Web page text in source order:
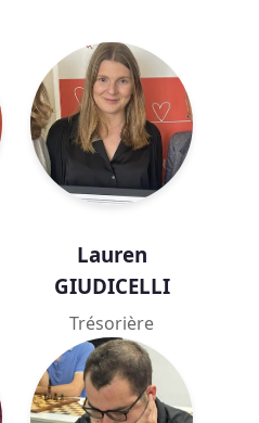
Lauren
GIUDICELLI
Trésorière